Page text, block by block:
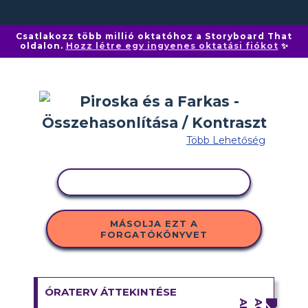
Csatlakozz több millió oktatóhoz a Storyboard That
oldalon. Hozz létre egy ingyenes oktatási fiókot ✨
Több Lehetőség
MÁSOLJA EZT A
FORGATÓKÖNYVET
ÓRATERV ÁTTEKINTÉSE